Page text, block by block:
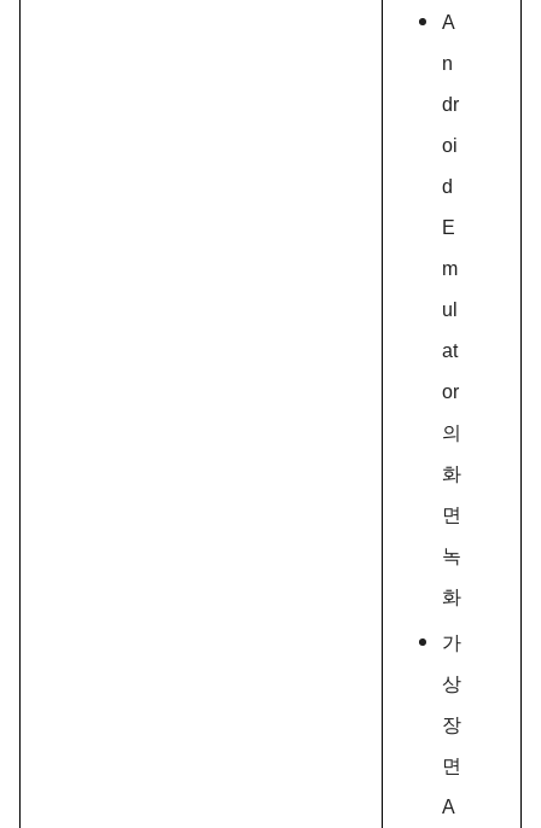
A
n
dr
oi
d
E
m
ul
at
or
의
화
면
녹
화
가
상
장
면
A